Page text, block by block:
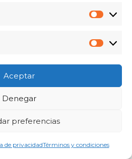
Aceptar
Denegar
preferencias
de privacidadTérminos y condiciones
Corporativa
precioprecio